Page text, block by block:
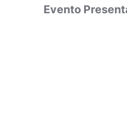
Evento